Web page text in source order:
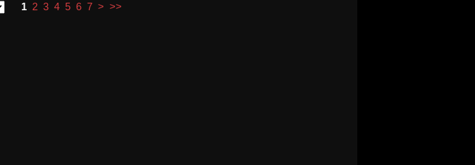
1 2 3 4 5 6 7 > >>